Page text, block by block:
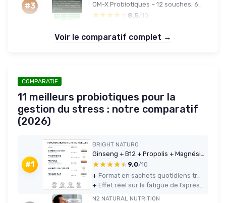
#3 OM-X Probiotiques – 12 souches, 60 gélules, fermentation 3 ans
★★★★★
★★★★★ 8.5 /10
Voir le comparatif complet →
COMPARATIF
11 meilleurs probiotiques pour la
gestion du stress : notre comparatif
(2026)
#1
BRIGHT NATURO
★★★★★
★★★★★ 9.0/10
+
+
N2 NATURAL NUTRITION